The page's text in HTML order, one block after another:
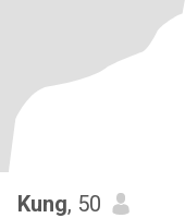
Kung, 50